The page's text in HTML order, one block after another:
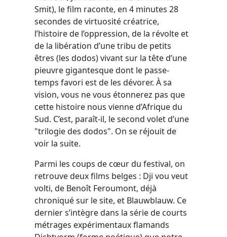
Smit), le film raconte, en 4 minutes 28
secondes de virtuosité créatrice,
l’histoire de l’oppression, de la révolte et
de la libération d’une tribu de petits
êtres (les dodos) vivant sur la tête d’une
pieuvre gigantesque dont le passe-
temps favori est de les dévorer. À sa
vision, vous ne vous étonnerez pas que
cette histoire nous vienne d’Afrique du
Sud. C’est, paraît-il, le second volet d’une
"trilogie des dodos". On se réjouit de
voir la suite.
Parmi les coups de cœur du festival, on
retrouve deux films belges : Dji vou veut
volti, de Benoît Feroumont, déjà
chroniqué sur le site, et Blauwblauw. Ce
dernier s’intègre dans la série de courts
métrages expérimentaux flamands